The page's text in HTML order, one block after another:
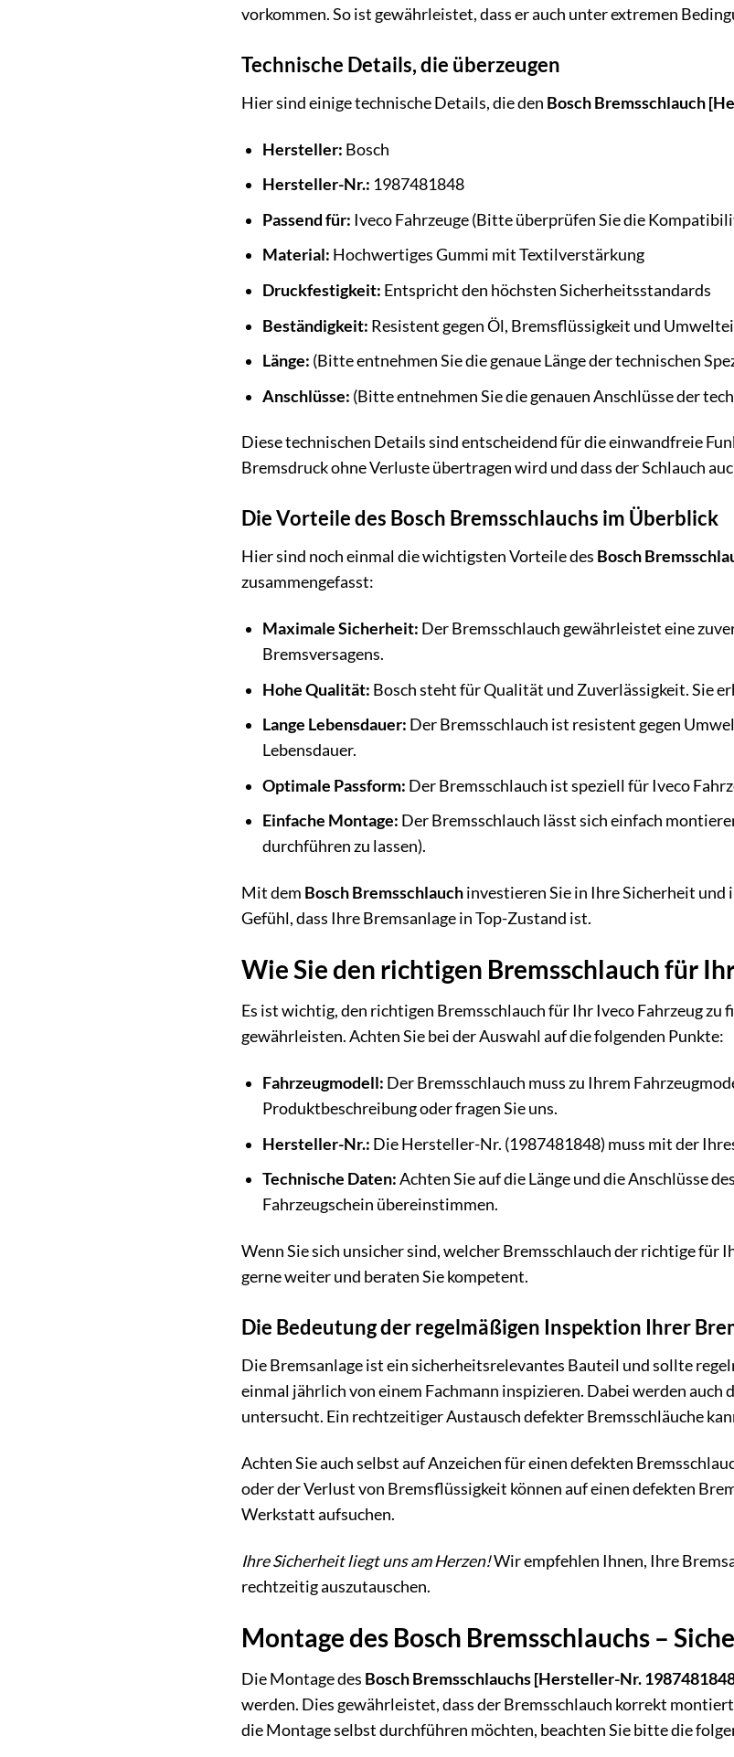
vorkommen. So ist gewährleistet, dass er auch unter extremen
Technische Details, die überzeugen
Hier sind einige technische Details, die den Bosch Bremsschlauch
Hersteller: Bosch
Hersteller-Nr.: 1987481848
Passend für: Iveco Fahrzeuge (Bitte überprüfen Sie die
Material: Hochwertiges Gummi mit Textilverstärkung
Druckfestigkeit: Entspricht den höchsten Sicherheitsstandards
Beständigkeit: Resistent gegen Öl, Bremsflüssigkeit und
Länge: (Bitte entnehmen Sie die genaue Länge der technischen
Anschlüsse: (Bitte entnehmen Sie die genauen Anschlüsse der
Diese technischen Details sind entscheidend für die einwandfreie
Bremsdruck ohne Verluste übertragen wird und dass der Schlauch
Die Vorteile des Bosch Bremsschlauchs im Überblick
Hier sind noch einmal die wichtigsten Vorteile des Bosch
zusammengefasst:
Maximale Sicherheit: Der Bremsschlauch gewährleistet eine
Bremsversagens.
Hohe Qualität: Bosch steht für Qualität und Zuverlässigkeit. Sie
Lange Lebensdauer: Der Bremsschlauch ist resistent gegen
Lebensdauer.
Optimale Passform: Der Bremsschlauch ist speziell für Iveco
Einfache Montage: Der Bremsschlauch lässt sich einfach
durchführen zu lassen).
Mit dem Bosch Bremsschlauchinvestieren Sie in Ihre Sicherheit und
Gefühl, dass Ihre Bremsanlage in Top-Zustand ist.
Wie Sie den richtigen Bremsschlauch für
Es ist wichtig, den richtigen Bremsschlauch für Ihr Iveco Fahrzeug
gewährleisten. Achten Sie bei der Auswahl auf die folgenden Punkte:
Fahrzeugmodell: Der Bremsschlauch muss zu Ihrem
Produktbeschreibung oder fragen Sie uns.
Hersteller-Nr.: Die Hersteller-Nr. (1987481848) muss mit der
Technische Daten:Achten Sie auf die Länge und die Anschlüsse
Fahrzeugschein übereinstimmen.
Wenn Sie sich unsicher sind, welcher Bremsschlauch der richtige für
gerne weiter und beraten Sie kompetent.
Die Bedeutung der regelmäßigen Inspektion Ihrer
Die Bremsanlage ist ein sicherheitsrelevantes Bauteil und sollte
einmal jährlich von einem Fachmann inspizieren. Dabei werden auch
untersucht. Ein rechtzeitiger Austausch defekter Bremsschläuche
Achten Sie auch selbst auf Anzeichen für einen defekten
oder der Verlust von Bremsflüssigkeit können auf einen defekten
Werkstatt aufsuchen.
Ihre Sicherheit liegt uns am Herzen!Wir empfehlen Ihnen, Ihre
rechtzeitig auszutauschen.
Montage des Bosch Bremsschlauchs –
Die Montage des Bosch Bremsschlauchs [Hersteller-Nr.
werden. Dies gewährleistet, dass der Bremsschlauch korrekt
die Montage selbst durchführen möchten, beachten Sie bitte die